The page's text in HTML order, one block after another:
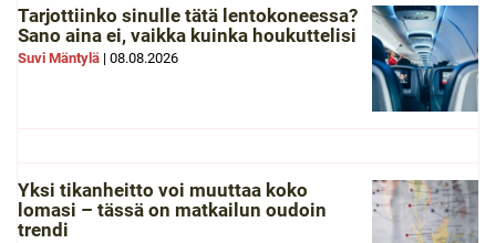
Tarjottiinko sinulle tätä lentokoneessa?
Sano aina ei, vaikka kuinka houkuttelisi
Suvi Mäntylä | 08.08.2026
Yksi tikanheitto voi muuttaa koko
lomasi – tässä on matkailun oudoin
trendi